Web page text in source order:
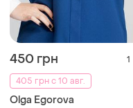
450 грн
1
405 грн с 10 авг.
Olga Egorova